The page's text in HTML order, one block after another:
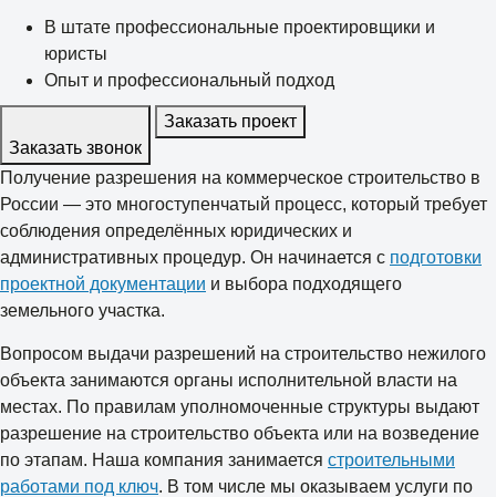
В штате профессиональные проектировщики и
юристы
Опыт и профессиональный подход
Заказать звонок
Заказать проект
Получение разрешения на коммерческое строительство в
России — это многоступенчатый процесс, который требует
соблюдения определённых юридических и
административных процедур. Он начинается с подготовки
проектной документации и выбора подходящего
земельного участка.
Вопросом выдачи разрешений на строительство нежилого
объекта занимаются органы исполнительной власти на
местах. По правилам уполномоченные структуры выдают
разрешение на строительство объекта или на возведение
по этапам. Наша компания занимается строительными
работами под ключ. В том числе мы оказываем услуги по